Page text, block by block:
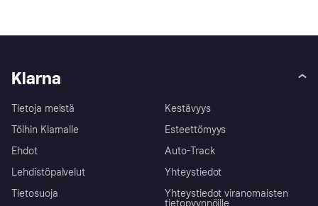
Klarna
Tietoja meistä
Töihin Klarnalle
Ehdot
Lehdistöpalvelut
Tietosuoja
Kestävyys
Esteettömyys
Auto-Track
Yhteystiedot
Yhteystiedot viranomaisten
tietopyynnöille